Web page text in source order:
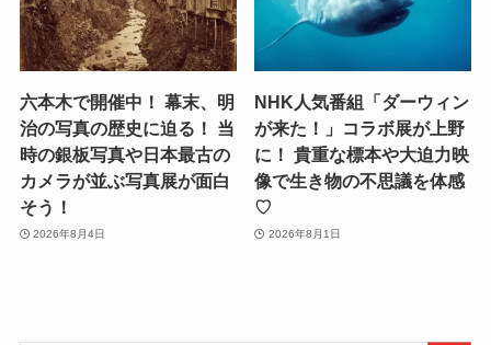
六本木で開催中！ 幕末、明
治の写真の歴史に迫る！ 当
時の銀板写真や日本最古の
カメラが並ぶ写真展が面白
そう！
2026年8月4日
NHK人気番組「ダーウィン
が来た！」コラボ展が上野
に！ 貴重な標本や大迫力映
像で生き物の不思議を体感
♡
2026年8月1日